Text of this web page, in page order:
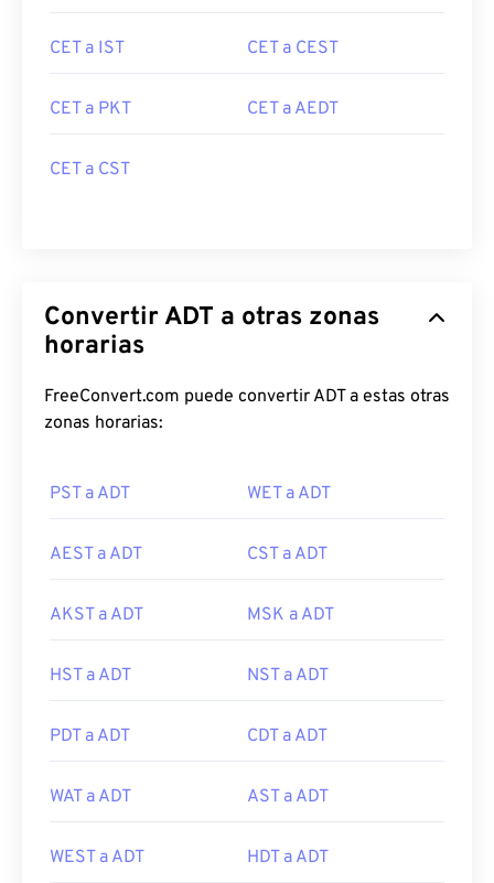
CET a IST CET a CEST
CET a PKT CET a AEDT
CET a CST
Convertir ADT a otras zonas
horarias
FreeConvert.com puede convertir ADT a estas otras
zonas horarias:
PST a ADT WET a ADT
AEST a ADT CST a ADT
AKST a ADT MSK a ADT
HST a ADT NST a ADT
PDT a ADT CDT a ADT
WAT a ADT AST a ADT
WEST a ADT HDT a ADT